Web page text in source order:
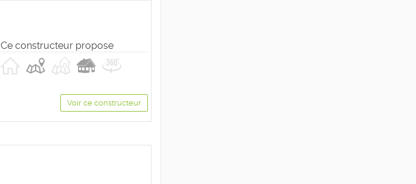
Ce constructeur propose
Voir ce constructeur